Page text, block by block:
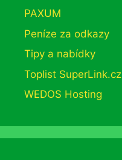
PAXUM
Peníze za odkazy
Tipy a nabídky
Toplist SuperLink.cz
WEDOS Hosting